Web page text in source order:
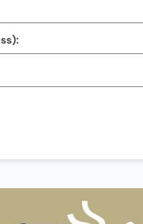
Produkty, które warto
szykuje się na weekend z
liczba uczestników
biegać? 3 treningi
robić postępy